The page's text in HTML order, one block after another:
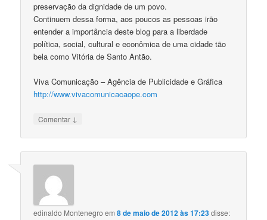
preservação da dignidade de um povo.
Continuem dessa forma, aos poucos as pessoas irão
entender a importância deste blog para a liberdade
política, social, cultural e econômica de uma cidade tão
bela como Vitória de Santo Antão.
Viva Comunicação – Agência de Publicidade e Gráfica
http://www.vivacomunicacaope.com
Comentar ↓
edinaldo Montenegro em8 de maio de 2012 às 17:23disse: